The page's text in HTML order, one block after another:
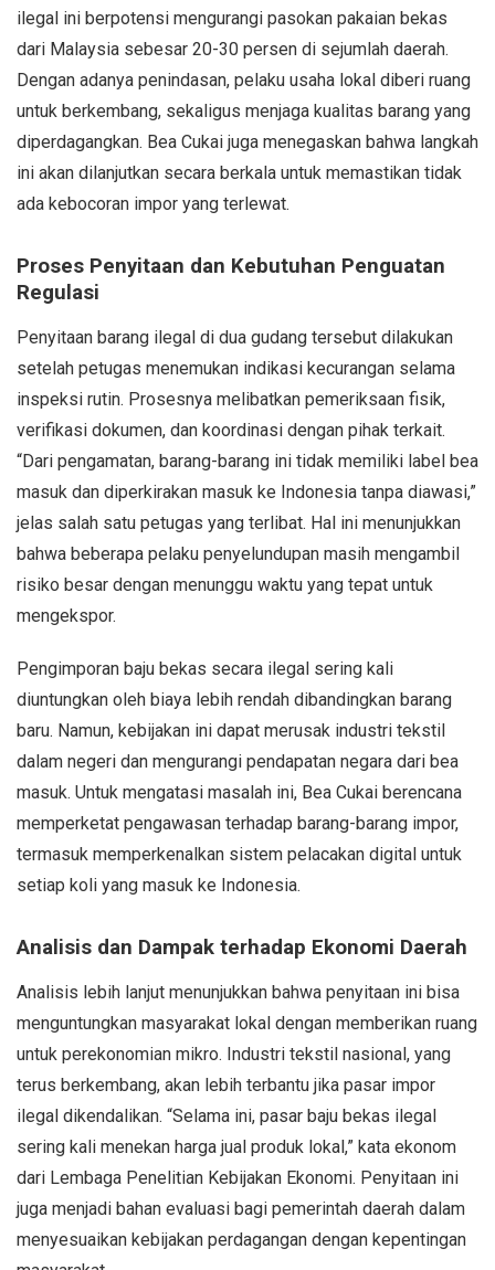
ilegal ini berpotensi mengurangi pasokan pakaian bekas
dari Malaysia sebesar 20-30 persen di sejumlah daerah.
Dengan adanya penindasan, pelaku usaha lokal diberi ruang
untuk berkembang, sekaligus menjaga kualitas barang yang
diperdagangkan. Bea Cukai juga menegaskan bahwa langkah
ini akan dilanjutkan secara berkala untuk memastikan tidak
ada kebocoran impor yang terlewat.
Proses Penyitaan dan Kebutuhan Penguatan
Regulasi
Penyitaan barang ilegal di dua gudang tersebut dilakukan
setelah petugas menemukan indikasi kecurangan selama
inspeksi rutin. Prosesnya melibatkan pemeriksaan fisik,
verifikasi dokumen, dan koordinasi dengan pihak terkait.
“Dari pengamatan, barang-barang ini tidak memiliki label bea
masuk dan diperkirakan masuk ke Indonesia tanpa diawasi,”
jelas salah satu petugas yang terlibat. Hal ini menunjukkan
bahwa beberapa pelaku penyelundupan masih mengambil
risiko besar dengan menunggu waktu yang tepat untuk
mengekspor.
Pengimporan baju bekas secara ilegal sering kali
diuntungkan oleh biaya lebih rendah dibandingkan barang
baru. Namun, kebijakan ini dapat merusak industri tekstil
dalam negeri dan mengurangi pendapatan negara dari bea
masuk. Untuk mengatasi masalah ini, Bea Cukai berencana
memperketat pengawasan terhadap barang-barang impor,
termasuk memperkenalkan sistem pelacakan digital untuk
setiap koli yang masuk ke Indonesia.
Analisis dan Dampak terhadap Ekonomi Daerah
Analisis lebih lanjut menunjukkan bahwa penyitaan ini bisa
menguntungkan masyarakat lokal dengan memberikan ruang
untuk perekonomian mikro. Industri tekstil nasional, yang
terus berkembang, akan lebih terbantu jika pasar impor
ilegal dikendalikan. “Selama ini, pasar baju bekas ilegal
sering kali menekan harga jual produk lokal,” kata ekonom
dari Lembaga Penelitian Kebijakan Ekonomi. Penyitaan ini
juga menjadi bahan evaluasi bagi pemerintah daerah dalam
menyesuaikan kebijakan perdagangan dengan kepentingan